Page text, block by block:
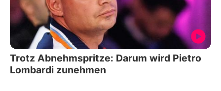
Trotz Abnehmspritze: Darum wird Pietro
Lombardi zunehmen